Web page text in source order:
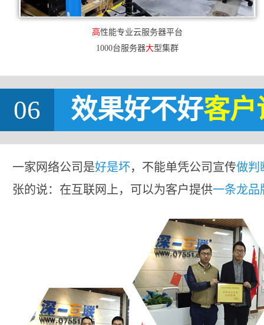
高性能专业云服务器平台
1000台服务器大型集群
06 效果好不好客户
一家网络公司是好是坏，不能单凭公司宣传做判
张的说：在互联网上，可以为客户提供一条龙品